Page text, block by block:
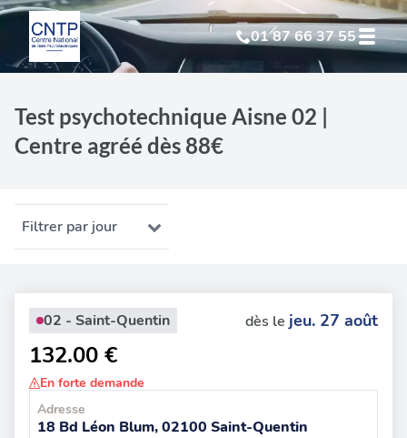
01 87 66 37 55
Test Psychotechniquesuite à annulation
Test Psychotechnique
Test Psychotechnique
Test psychotechnique Aisne 02 |
Centre agréé dès 88€
Filtrer par jour
02 - Saint-Quentin dès le jeu. 27 août
132.00 €
En forte demande
Adresse
18 Bd Léon Blum, 02100 Saint-Quentin